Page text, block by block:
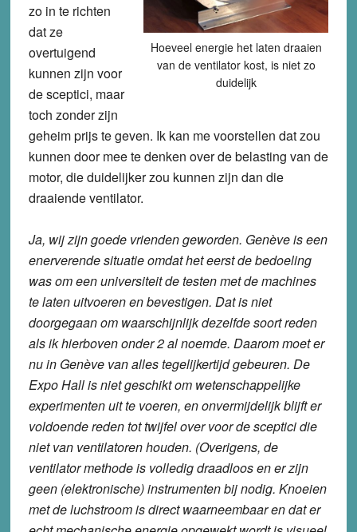
Hoeveel energie het laten draaien
van de ventilator kost, is niet zo
duidelijk
zo in te richten
dat ze
overtuigend
kunnen zijn voor
de sceptici, maar
toch zonder zijn
geheim prijs te geven. Ik kan me voorstellen dat zou
kunnen door mee te denken over de belasting van de
motor, die duidelijker zou kunnen zijn dan die
draaiende ventilator.
Ja, wij zijn goede vrienden geworden. Genève is een
enerverende situatie omdat het eerst de bedoeling
was om een universiteit de testen met de machines
te laten uitvoeren en bevestigen. Dat is niet
doorgegaan om waarschijnlijk dezelfde soort reden
als ik hierboven onder 2 al noemde. Daarom moet er
nu in Genève van alles tegelijkertijd gebeuren. De
Expo Hall is niet geschikt om wetenschappelijke
experimenten uit te voeren, en onvermijdelijk blijft er
voldoende reden tot twijfel over voor de sceptici die
niet van ventilatoren houden. (Overigens, de
ventilator methode is volledig draadloos en er zijn
geen (elektronische) instrumenten bij nodig. Knoeien
met de luchstroom is direct waarneembaar en dat er